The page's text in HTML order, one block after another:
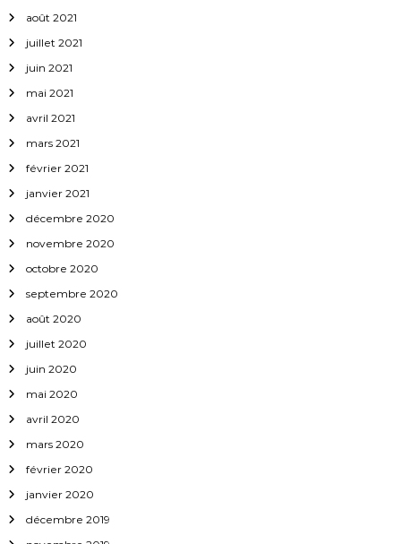
août 2021
juillet 2021
juin 2021
mai 2021
avril 2021
mars 2021
février 2021
janvier 2021
décembre 2020
novembre 2020
octobre 2020
septembre 2020
août 2020
juillet 2020
juin 2020
mai 2020
avril 2020
mars 2020
février 2020
janvier 2020
décembre 2019